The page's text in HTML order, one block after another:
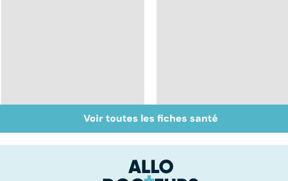
Vivre après un
cancer
Les aidants familiaux
aussi ont besoin
Voir toutes les fiches santé